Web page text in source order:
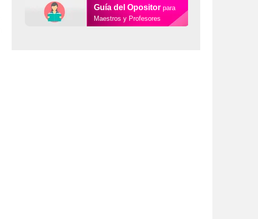
Guía del Opositor para
Maestros y Profesores